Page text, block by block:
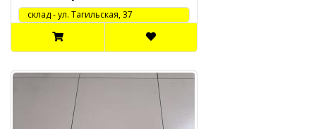
cклад - ул. Тагильская, 37